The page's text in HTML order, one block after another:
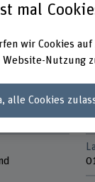
: simple,
version est
massifs
mal
wir Cookies
Website-Nutzung
alle Cookies